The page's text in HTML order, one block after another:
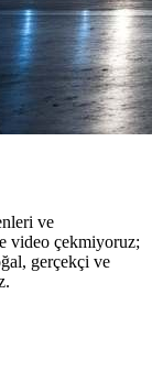
ve
video çekmiyoruz;
gerçekçi ve